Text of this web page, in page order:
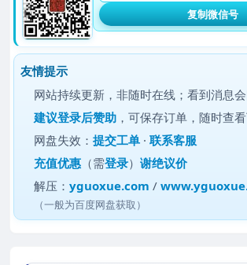
复制微信号
友情提示
网站持续更新，非随时在线；看到消息会
建议登录后赞助 ，可保存订单，随时查看
网盘失效：提交工单 ·联系客服
充值优惠 （需登录）谢绝议价
解压：yguoxue.com /
（一般为百度网盘获取）